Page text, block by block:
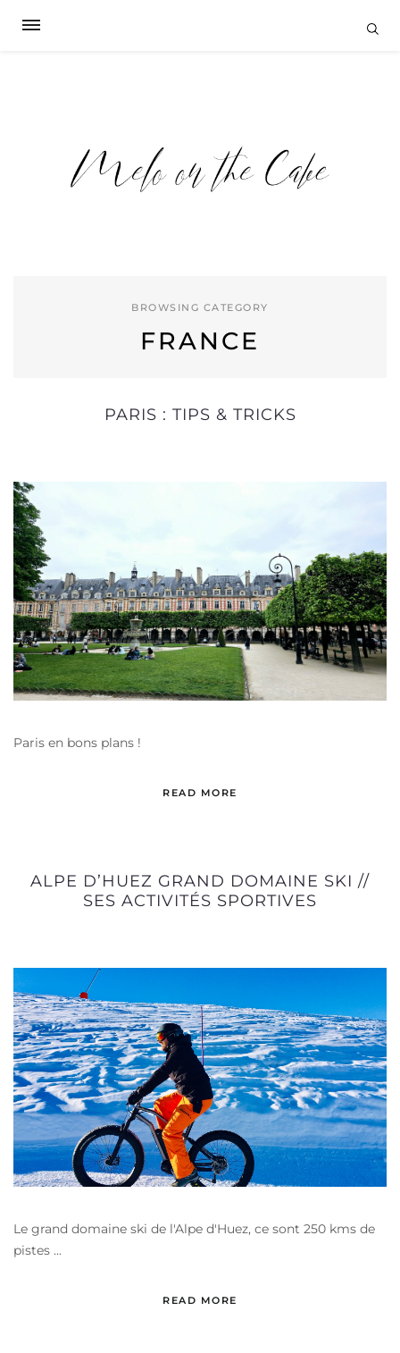
BROWSING CATEGORY
FRANCE
PARIS : TIPS & TRICKS
Paris en bons plans !
READ MORE
ALPE D’HUEZ GRAND DOMAINE SKI //
SES ACTIVITÉS SPORTIVES
Le grand domaine ski de l'Alpe d'Huez, ce sont 250 kms de
pistes ...
READ MORE